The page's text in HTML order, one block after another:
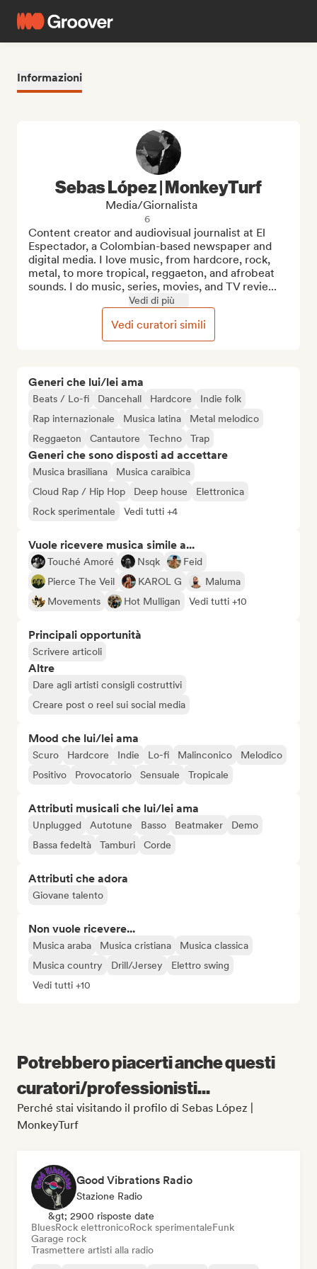
Informazioni
Generi che lui/lei ama
Beats / Lo-fi Dancehall Hardcore
Indie folk
Rap internazionale
Musica latina
Metal melodico
Reggaeton
Cantautore Techno Trap
Generi che sono disposti ad accettare
Musica brasiliana
Musica caraibica
Cloud Rap / Hip Hop
Deep house
Elettronica
Rock sperimentale
Vedi tutti +4
Vuole ricevere musica simile a...
Touché Amoré Nsqk
Feid
Pierce The Veil
KAROL G
Maluma
Movements
Hot Mulligan Vedi tutti +10
Principali opportunità
Scrivere articoli
Altre
Dare agli artisti consigli costruttivi
Creare post o reel sui social media
Mood che lui/lei ama
Scuro Hardcore Indie Lo-fi Malinconico
Melodico
Positivo
Provocatorio Sensuale Tropicale
Attributi musicali che lui/lei ama
Unplugged Autotune Basso Beatmaker
Demo
Bassa fedeltà
Tamburi Corde
Attributi che adora
Giovane talento
Non vuole ricevere...
Musica araba Musica cristiana
Musica classica
Musica country
Drill/Jersey
Elettro swing
Vedi tutti +10
Sebas López | MonkeyTurf
Media/Giornalista
6
Content creator and audiovisual journalist at El
Espectador, a Colombian-based newspaper and
digital media. I love music, from hardcore, rock,
metal, to more tropical, reggaeton, and afrobeat
sounds. I do music, series, movies, and TV revie...
Vedi di più
Vedi curatori simili
Potrebbero piacerti anche questi
curatori/professionisti...
Perché stai visitando il profilo di Sebas López |
MonkeyTurf
Good Vibrations Radio
Stazione Radio
&gt; 2900 risposte date
BluesRock elettronicoRock sperimentaleFunk
Garage rock
Trasmettere artisti alla radio